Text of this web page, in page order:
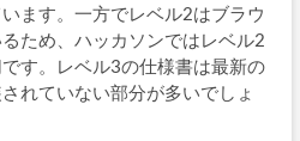
ます。一方でレベル2はブラウ
ため、ハッカソンではレベル2
す。レベル3の仕様書は最新の
れていない部分が多いでしょ